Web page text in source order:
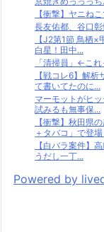
【衝撃】ヤニね
長友佑都、谷口
【J2第1節 鳥栖
白星！田中...
「清掃員」←こ
【戦コレ6】解
て書いてたのに...
マーモットがヒ
試みるも無事保...
【衝撃】秋田県
＋タバコ」で登場
【白バラ案件】
うだし一丁...
Powered by